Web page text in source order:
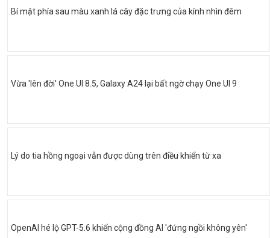
Bí mật phía sau màu xanh lá cây đặc trưng của kính nhìn đêm
Vừa 'lên đời' One UI 8.5, Galaxy A24 lại bất ngờ chạy One UI 9
Lý do tia hồng ngoại vẫn được dùng trên điều khiển từ xa
OpenAI hé lộ GPT-5.6 khiến cộng đồng AI 'đứng ngồi không yên'